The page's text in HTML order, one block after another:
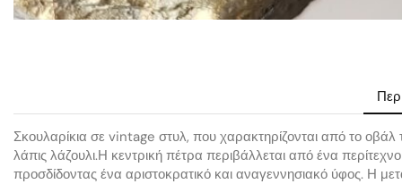
Σκουλαρίκια σε vintage στυλ, που χαρακτηρίζονται από το οβάλ
λάπις λάζουλι.Η κεντρική πέτρα περιβάλλεται από ένα
προσδίδοντας ένα αριστοκρατικό και αναγεννησιακό ύφος. Η